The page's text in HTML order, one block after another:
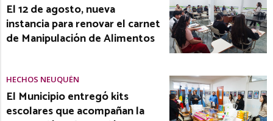
El 12 de agosto, nueva
instancia para renovar el carnet
de Manipulación de Alimentos
HECHOS NEUQUÉN
El Municipio entregó kits
escolares que acompañan la